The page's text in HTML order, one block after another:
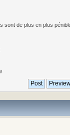
sont de plus en plus